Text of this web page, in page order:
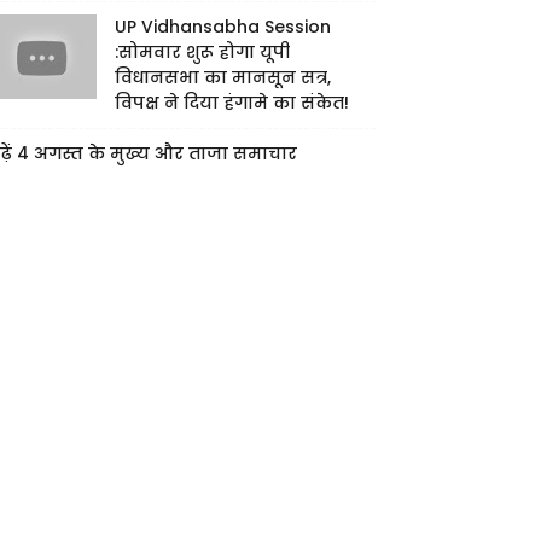
UP Vidhansabha Session
:सोमवार शुरू होगा यूपी
विधानसभा का मानसून सत्र,
विपक्ष ने दिया हंगामे का संकेत!
4 अगस्त के मुख्य और ताजा समाचार